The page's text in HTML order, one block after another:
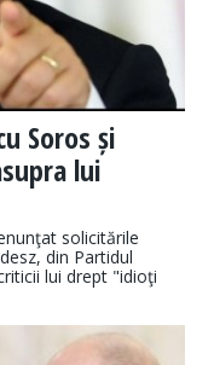
Soros și
lui
solicitările
din Partidul
lui drept "idioţi